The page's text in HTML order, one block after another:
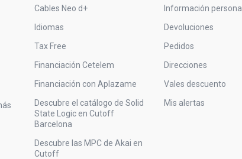
Cables Neo d+
Idiomas
Tax Free
Financiación Cetelem
Financiación con Aplazame
Descubre el catálogo de Solid
State Logic en Cutoff
Barcelona
Descubre las MPC de Akai en
Cutoff
Información personal
Devoluciones
Pedidos
Direcciones
Vales descuento
Mis alertas